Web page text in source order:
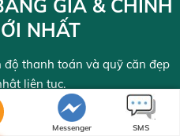
GIÁ & CHÍNH
NHẤT
thanh toán và quỹ căn đẹp
liên tục.
737 898
Messenger SMS